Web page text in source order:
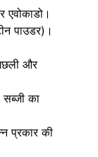
पाउडर)।
और
का
प्रकार की